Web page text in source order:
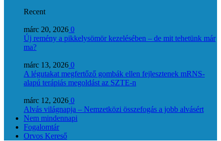
Recent
márc 20, 2026 0
Új remény a pikkelysömör kezelésében – de mit tehetünk már
ma?
márc 13, 2026 0
A légutakat megfertőző gombák ellen fejlesztenek mRNS-
alapú terápiás megoldást az SZTE-n
márc 12, 2026 0
Alvás világnapja – Nemzetközi összefogás a jobb alvásért
Nem mindennapi
Fogalomtár
Orvos Kereső